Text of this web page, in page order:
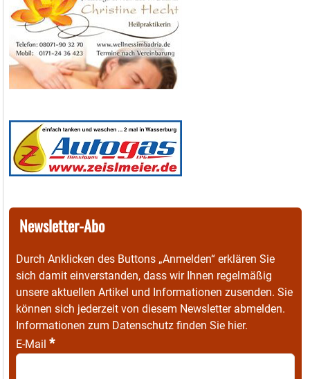
Newsletter-Abo
Durch Anklicken des Buttons „Anmelden“ erklären Sie
sich damit einverstanden, dass wir Ihnen regelmäßig
unsere aktuellen Artikel und Informationen zusenden. Sie
können sich jederzeit von diesem Newsletter abmelden.
Informationen zum Datenschutz finden Sie hier.
E-Mail *